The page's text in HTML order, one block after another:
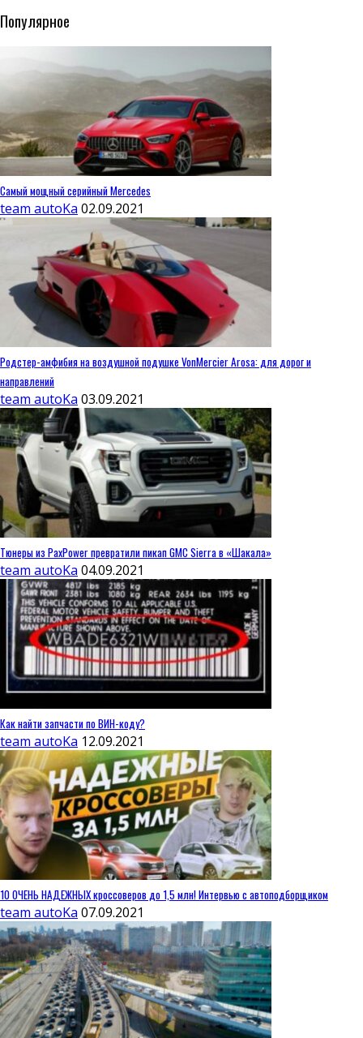
Популярное
Самый мощный серийный Mercedes
team autoKa 02.09.2021
Родстер-амфибия на воздушной подушке VonMercier Arosa: для дорог и
направлений
team autoKa 03.09.2021
Тюнеры из PaxPower превратили пикап GMC Sierra в «Шакала»
team autoKa 04.09.2021
Как найти запчасти по ВИН-коду?
team autoKa 12.09.2021
10 ОЧЕНЬ НАДЕЖНЫХ кроссоверов до 1,5 млн! Интервью с автоподборщиком
team autoKa 07.09.2021